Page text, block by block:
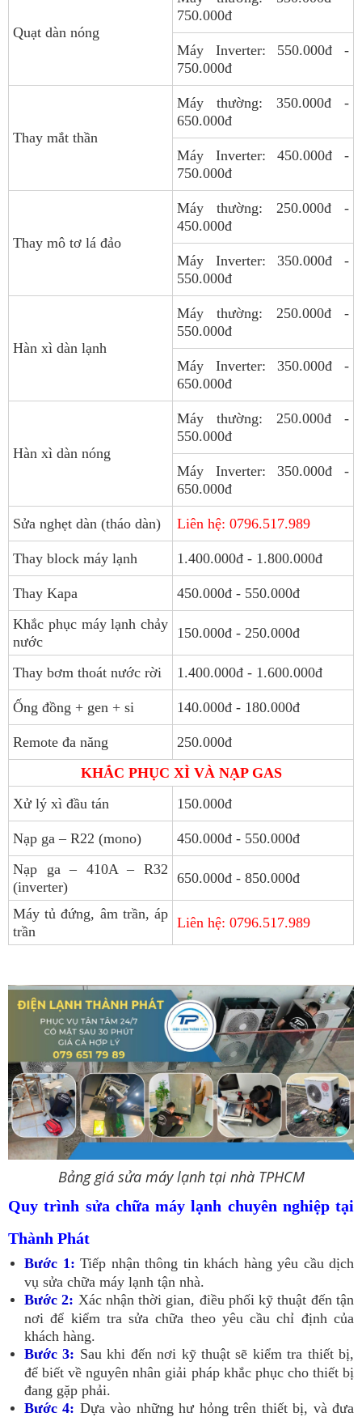
Quạt dàn nóng
750.000đ
Máy Inverter: 550.000đ -
750.000đ
Thay mắt thần
Máy thường: 350.000đ -
650.000đ
Máy Inverter: 450.000đ -
750.000đ
Thay mô tơ lá đảo
Máy thường: 250.000đ -
450.000đ
Máy Inverter: 350.000đ -
550.000đ
Hàn xì dàn lạnh
Máy thường: 250.000đ -
550.000đ
Máy Inverter: 350.000đ -
650.000đ
Hàn xì dàn nóng
Máy thường: 250.000đ -
550.000đ
Máy Inverter: 350.000đ -
650.000đ
Sửa nghẹt dàn (tháo dàn) Liên hệ: 0796.517.989
Thay block máy lạnh 1.400.000đ - 1.800.000đ
Thay Kapa
450.000đ - 550.000đ
Khắc phục máy lạnh chảy
nước
150.000đ - 250.000đ
Thay bơm thoát nước rời 1.400.000đ - 1.600.000đ
Ống đồng + gen + si 140.000đ - 180.000đ
Remote đa năng
250.000đ
KHẮC PHỤC XÌ VÀ NẠP GAS
Xử lý xì đầu tán
150.000đ
Nạp ga – R22 (mono)
450.000đ - 550.000đ
Nạp ga – 410A – R32
(inverter)
650.000đ - 850.000đ
Máy tủ đứng, âm trần, áp
trần
Liên hệ: 0796.517.989
Bảng giá sửa máy lạnh tại nhà TPHCM
Quy trình sửa chữa máy lạnh chuyên nghiệp tại
Thành Phát
Bước 1: Tiếp nhận thông tin khách hàng yêu cầu dịch
vụ sửa chữa máy lạnh tận nhà.
Bước 2: Xác nhận thời gian, điều phối kỹ thuật đến tận
nơi để kiểm tra sửa chữa theo yêu cầu chỉ định của
khách hàng.
Bước 3: Sau khi đến nơi kỹ thuật sẽ kiểm tra thiết bị,
để biết về nguyên nhân giải pháp khắc phục cho thiết bị
đang gặp phải.
Bước 4: Dựa vào những hư hỏng trên thiết bị, và đưa